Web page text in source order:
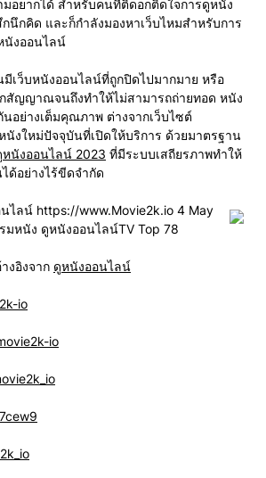
อยากได้ สำหรับคนที่ติดอกติดใจการดูหนัง
นึกคิด และก็กำลังมองหาเว็บไหมสำหรับการ
นังออนไลน์
เว็บหนังออนไลน์ที่ถูกปิดไปมากมาย หรือ
สัญญาณจนถึงทำให้ไม่สามารถถ่ายทอด หนัง
อย่างเต็มคุณภาพ ต่างจากเว็บไซต์
นังใหม่ปัจจุบันที่เปิดให้บริการ ด้วยมาตรฐาน
หนังออนไลน์ 2023 ที่มีระบบเสถียรภาพทำให้
ด้อย่างไร้ขีดจำกัด
ไลน์ https://www.Movie2k.io 4 May
มหนัง ดูหนังออนไลน์TV Top 78
งอิงจาก ดูหนังออนไลน์
io
io